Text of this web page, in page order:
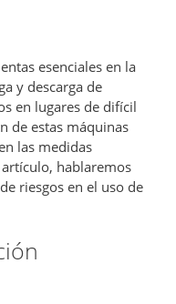
esenciales en la
y descarga de
en lugares de difícil
de estas máquinas
las medidas
artículo, hablaremos
riesgos en el uso de